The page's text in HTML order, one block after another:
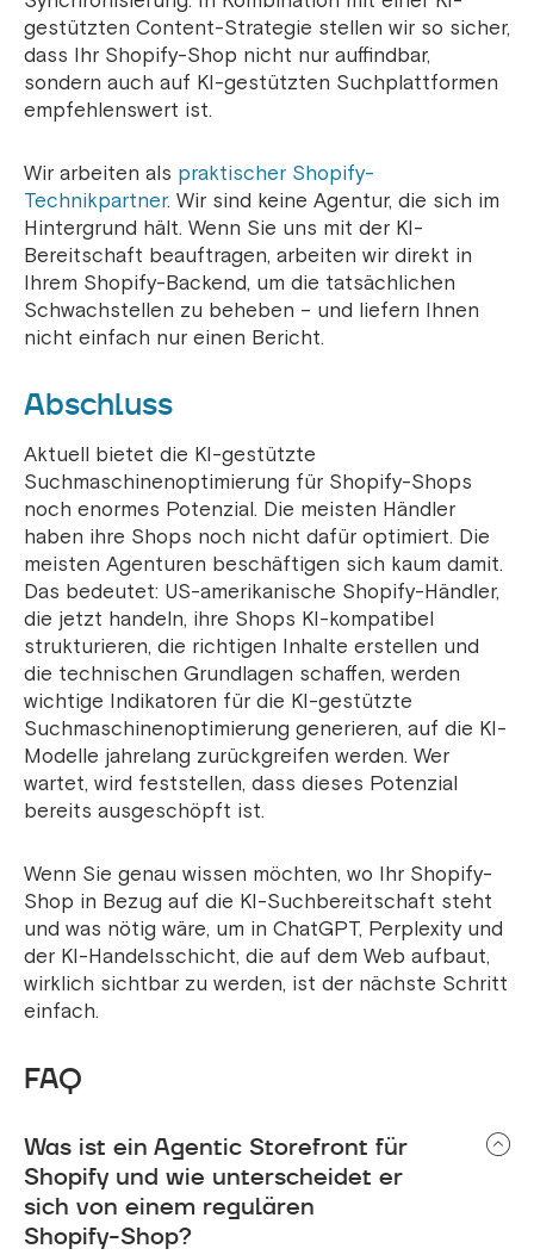
gestützten Content-Strategie stellen wir so sicher,
dass Ihr Shopify-Shop nicht nur auffindbar,
sondern auch auf KI-gestützten Suchplattformen
empfehlenswert ist.
Wir arbeiten als praktischer Shopify-
Technikpartner. Wir sind keine Agentur, die sich im
Hintergrund hält. Wenn Sie uns mit der KI-
Bereitschaft beauftragen, arbeiten wir direkt in
Ihrem Shopify-Backend, um die tatsächlichen
Schwachstellen zu beheben – und liefern Ihnen
nicht einfach nur einen Bericht.
Abschluss
Aktuell bietet die KI-gestützte
Suchmaschinenoptimierung für Shopify-Shops
noch enormes Potenzial. Die meisten Händler
haben ihre Shops noch nicht dafür optimiert. Die
meisten Agenturen beschäftigen sich kaum damit.
Das bedeutet: US-amerikanische Shopify-Händler,
die jetzt handeln, ihre Shops KI-kompatibel
strukturieren, die richtigen Inhalte erstellen und
die technischen Grundlagen schaffen, werden
wichtige Indikatoren für die KI-gestützte
Suchmaschinenoptimierung generieren, auf die KI-
Modelle jahrelang zurückgreifen werden. Wer
wartet, wird feststellen, dass dieses Potenzial
bereits ausgeschöpft ist.
Wenn Sie genau wissen möchten, wo Ihr Shopify-
Shop in Bezug auf die KI-Suchbereitschaft steht
und was nötig wäre, um in ChatGPT, Perplexity und
der KI-Handelsschicht, die auf dem Web aufbaut,
wirklich sichtbar zu werden, ist der nächste Schritt
einfach.
FAQ
Was ist ein Agentic Storefront für
Shopify und wie unterscheidet er
sich von einem regulären
Shopify-Shop?